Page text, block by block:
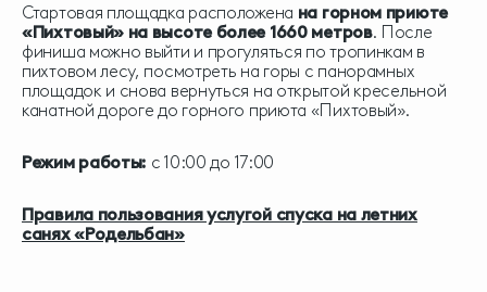
Стартовая площадка расположена на горном приюте
«Пихтовый» на высоте более 1660 метров. После
финиша можно выйти и прогуляться по тропинкам в
пихтовом лесу, посмотреть на горы с панорамных
площадок и снова вернуться на открытой кресельной
канатной дороге до горного приюта «Пихтовый».
Режим работы: с 10:00 до 17:00
Правила пользования услугой спуска на летних
санях «Родельбан»